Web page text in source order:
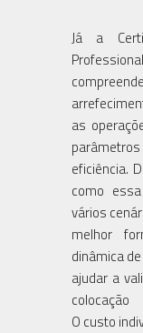
Já a
as
eficiência.
como
vários
melhor
dinâmica
ajudar a
colocação
O custo